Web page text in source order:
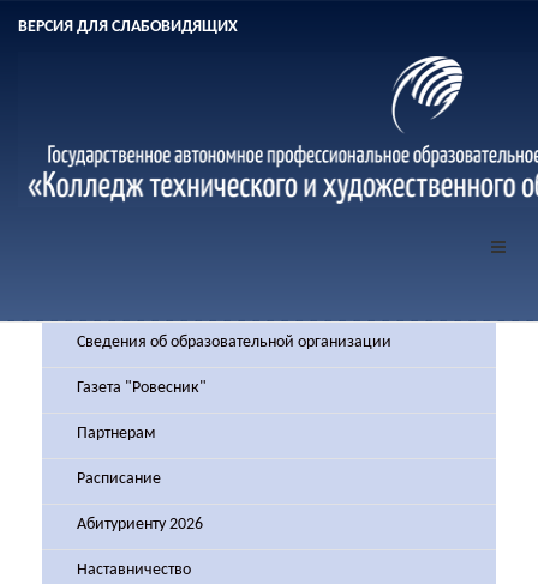
ВЕРСИЯ ДЛЯ СЛАБОВИДЯЩИХ
Сведения об образовательной организации
Газета "Ровесник"
Партнерам
Расписание
Абитуриенту 2026
Наставничество